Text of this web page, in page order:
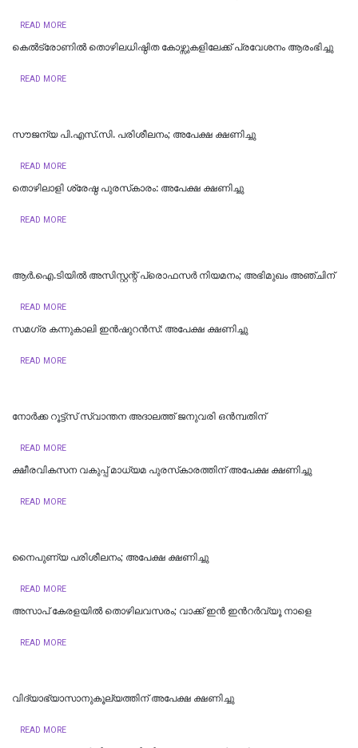
READ MORE
കെൽട്രോണിൽ തൊഴിലധിഷ്ഠിത കോഴ്സുകളിലേക്ക് പ്രവേശനം ആരംഭിച്ചു
READ MORE
സൗജന്യ പി.എസ്.സി. പരിശീലനം; അപേക്ഷ ക്ഷണിച്ചു
READ MORE
തൊഴിലാളി ശ്രേഷ്ഠ പുരസ്‌കാരം: അപേക്ഷ ക്ഷണിച്ചു
READ MORE
ആർ.ഐ.ടിയിൽ അസിസ്റ്റന്റ് പ്രൊഫസർ നിയമനം; അഭിമുഖം അഞ്ചിന്
READ MORE
സമഗ്ര കന്നുകാലി ഇന്‍ഷുറന്‍സ്: അപേക്ഷ ക്ഷണിച്ചു
READ MORE
നോര്‍ക്ക റൂട്ട്സ് സ്വാന്തന അദാലത്ത് ജനുവരി ഒന്‍മ്പതിന്
READ MORE
ക്ഷീരവികസന വകുപ്പ് മാധ്യമ പുരസ്‌കാരത്തിന് അപേക്ഷ ക്ഷണിച്ചു
READ MORE
നൈപുണ്യ പരിശീലനം; അപേക്ഷ ക്ഷണിച്ചു
READ MORE
അസാപ് കേരളയിൽ തൊഴിലവസരം; വാക്ക് ഇൻ ഇന്‍റർവ്യൂ നാളെ
READ MORE
വിദ്യാഭ്യാസാനുകൂല്യത്തിന് അപേക്ഷ ക്ഷണിച്ചു
READ MORE